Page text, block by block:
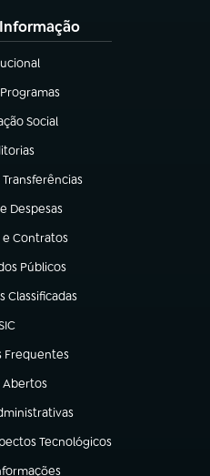
nova aba)
nova aba)
Social
nova aba)
em nova aba)
aba)
Despesas
aba)
e Contratos
aba)
Públicos
aba)
Classificadas
aba)
em nova aba)
Frequentes
aba)
Abertos
nova aba)
aba)
Tecnológicos